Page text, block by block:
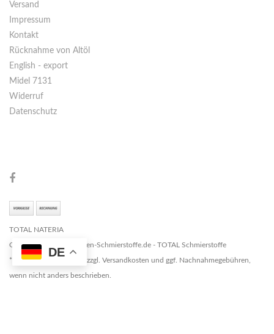
DE
Versand
Impressum
Kontakt
Rücknahme von Altöl
English - export
Midel 7131
Widerruf
Datenschutz
TOTAL NATERIA
Copyright © 2026 Marken-Schmierstoffe.de - TOTAL Schmierstoffe
* Alle Preise zzgl. MwSt. zzgl. Versandkosten und ggf. Nachnahmegebühren,
wenn nicht anders beschrieben.